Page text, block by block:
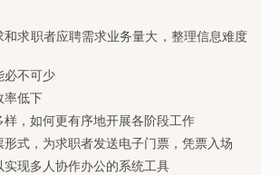
和求职者应聘需求业务量大，整理信息难度
必不可少
率低下
样，如何更有序地开展各阶段工作
形式，为求职者发送电子门票，凭票入场
实现多人协作办公的系统工具